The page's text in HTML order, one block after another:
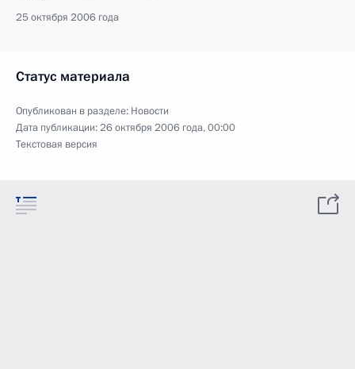
25 октября 2006 года
Статус материала
Опубликован в разделе: Новости
Дата публикации:26 октября 2006 года, 00:00
Текстовая версия